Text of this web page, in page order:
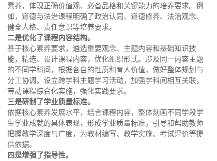
素养，体现正确价值观、必备品格和关键能力的培养要求。例
如，道德与法治课程明确了政治认同、道德修养、法治观念、
健全人格、责任意识等培养要求。
二是优化了课程内容结构。
基于核心素养要求，遴选重要观念、主题内容和基础知识技
能，精选、设计课程内容，优化组织形式。涉及同一内容主题
的不同学科间，根据各自的性质和育人价值，做好整体规划与
分工协调。设立跨学科主题学习活动，加强学科间相互关联，
带动课程综合化实施，强化实践要求。
三是研制了学业质量标准。
依据核心素养发展水平，结合课程内容，整体刻画不同学段学
生学业成就的具体表现，形成学业质量标准，引导和帮助教师
把握教学深度与广度，为教材编写、教学实施、考试评价等提
供依据。
四是增强了指导性。